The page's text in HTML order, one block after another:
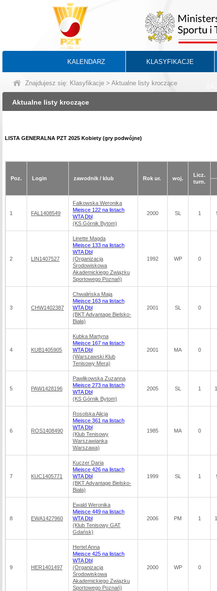
KALENDARZ KLASYFIKACJE
Znajdujesz się: Klasyfikacje > Aktualne listy kroczące
Aktualne listy kroczące
LISTA GENERALNA PZT 2025 Kobiety (gry podwójne)
Poz. Login zawodnik / klub Rok ur. woj.
Licz.
turn.
1 FAL1408549
Falkowska Weronika
Miejsce 122 na listach
WTA Dbl
(KS Górnik Bytom)
2000 SL 1
2 LIN1407527
Linette Magda
Miejsce 133 na listach
WTA Dbl
(Organizacja
Środowiskowa
Akademickiego Związku
Sportowego Poznań)
1992 WP 0
3 CHW1402387
Chwalińska Maja
Miejsce 163 na listach
WTA Dbl
(BKT Advantage Bielsko-
Biała)
2001 SL 0
4 KUB1405905
Kubka Martyna
Miejsce 167 na listach
WTA Dbl
(Warszawski Klub
Tenisowy Mera)
2001 MA 0
5 PAW1428196
Pawlikowska Zuzanna
Miejsce 273 na listach
WTA Dbl
(KS Górnik Bytom)
2005 SL 1
6 ROS1408490
Rosolska Alicja
Miejsce 361 na listach
WTA Dbl
(Klub Tenisowy
Warszawianka
Warszawa)
1985 MA 0
7 KUC1405771
Kuczer Daria
Miejsce 426 na listach
WTA Dbl
(BKT Advantage Bielsko-
Biała)
1999 SL 1
8 EWA1427960
Ewald Weronika
Miejsce 449 na listach
WTA Dbl
(Klub Tenisowy GAT
Gdańsk)
2006 PM 1
9 HER1401497
Hertel Anna
Miejsce 425 na listach
WTA Dbl
(Organizacja
Środowiskowa
Akademickiego Związku
Sportowego Poznań)
2000 WP 0